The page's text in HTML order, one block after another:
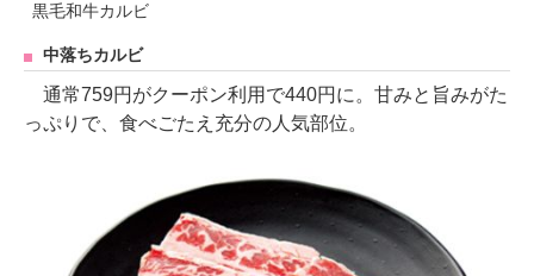
黒毛和牛カルビ
中落ちカルビ
通常759円がクーポン利用で440円に。甘みと旨みがた
っぷりで、食べごたえ充分の人気部位。